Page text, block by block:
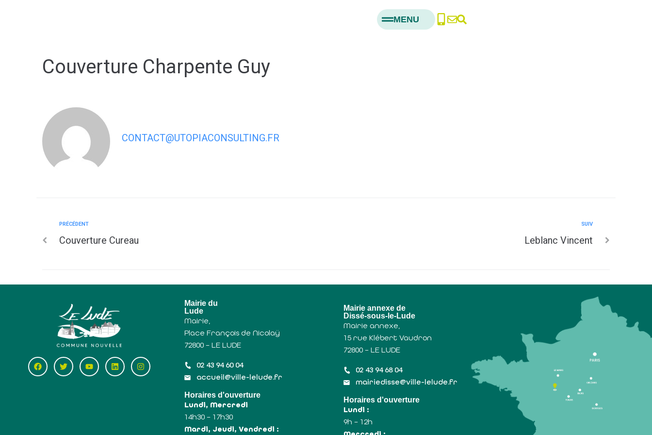
MENU
Couverture Charpente Guy
CONTACT@UTOPIACONSULTING.FR
PRÉCÉDENT
Couverture Cureau
SUIV
Leblanc Vincent
Mairie du
Lude
Mairie,
Place François de Nicolaÿ
72800 – LE LUDE
02 43 94 60 04
accueil@ville-lelude.fr
Horaires d'ouverture
Lundi, Mercredi
14h30 – 17h30
Mardi, Jeudi, Vendredi :
Mairie annexe de
Dissé-sous-le-Lude
Mairie annexe,
15 rue Klébert Vaudron
72800 – LE LUDE
02 43 94 68 04
mairiedisse@ville-lelude.fr
Horaires d'ouverture
Lundi :
9h – 12h